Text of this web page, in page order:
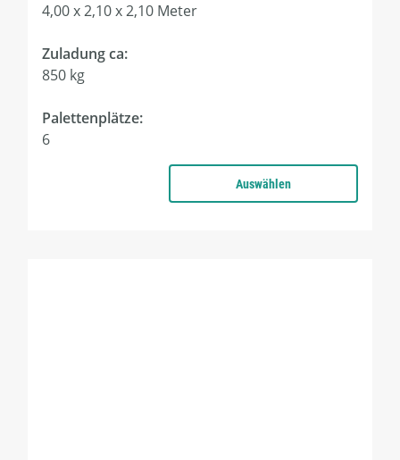
4,00 x 2,10 x 2,10 Meter
Zuladung ca:
850 kg
Palettenplätze:
6
Auswählen